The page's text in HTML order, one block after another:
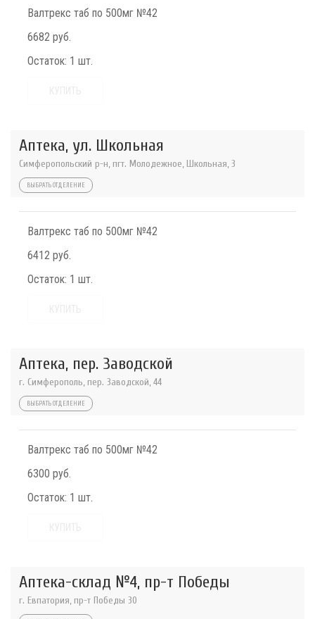
Валтрекс таб по 500мг №42
6682 руб.
Остаток: 1 шт.
Аптека, ул. Школьная
Симферопольский р-н, пгт. Молодежное, Школьная, 3
ВЫБРАТЬ ОТДЕЛЕНИЕ
Валтрекс таб по 500мг №42
6412 руб.
Остаток: 1 шт.
Аптека, пер. Заводской
г. Симферополь, пер. Заводской, 44
ВЫБРАТЬ ОТДЕЛЕНИЕ
Валтрекс таб по 500мг №42
6300 руб.
Остаток: 1 шт.
Аптека-склад №4, пр-т Победы
г. Евпатория, пр-т Победы 30